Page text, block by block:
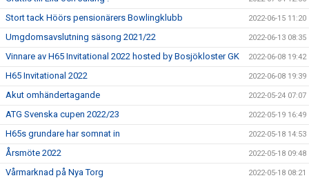
Stort tack Höörs pensionärers Bowlingklubb 2022-06-15 11:20
Umgdomsavslutning säsong 2021/22 2022-06-13 08:35
Vinnare av H65 Invitational 2022 hosted by Bosjökloster GK 2022-06-08 19:42
H65 Invitational 2022 2022-06-08 19:39
Akut omhändertagande 2022-05-24 07:07
ATG Svenska cupen 2022/23 2022-05-19 16:49
H65s grundare har somnat in 2022-05-18 14:53
Årsmöte 2022 2022-05-18 09:48
Vårmarknad på Nya Torg 2022-05-18 08:21